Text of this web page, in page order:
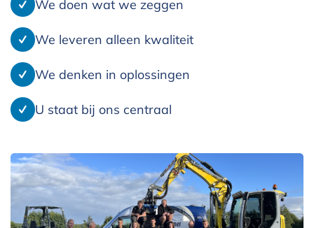
We doen wat we zeggen
We leveren alleen kwaliteit
We denken in oplossingen
U staat bij ons centraal